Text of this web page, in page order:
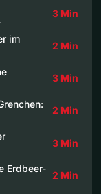
3 Min
im
2 Min
3 Min
2 Min
3 Min
Erdbeer-
2 Min